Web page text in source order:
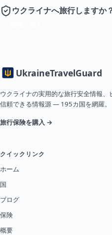
ウクライナへ旅行しますか
UkraineTravelGuard
ウクライナの実用的な旅行安全情報
信頼できる情報源 — 195カ国を網羅。
旅行保険を購入 →
クイックリンク
ホーム
国
ブログ
保険
概要